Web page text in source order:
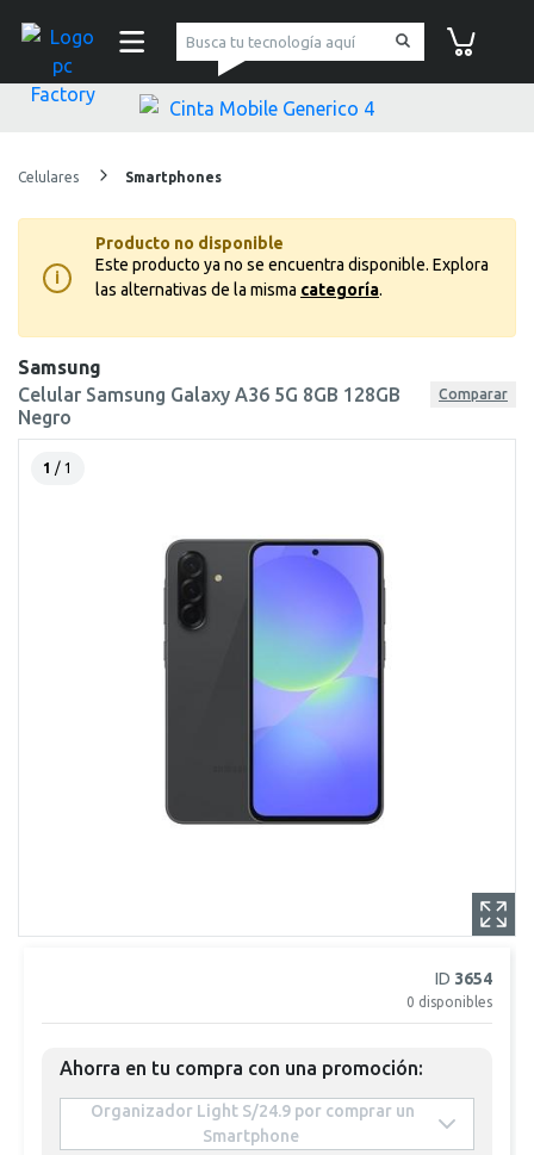
pc Factory
Celulares Smartphones
i
Producto no disponible
Este producto ya no se encuentra disponible. Explora
las alternativas de la misma categoría.
Samsung
Celular Samsung Galaxy A36 5G 8GB 128GB
Negro
Comparar
1 / 1
ID 3654
0 disponibles
Ahorra en tu compra con una promoción:
Organizador Light S/24.9 por comprar un